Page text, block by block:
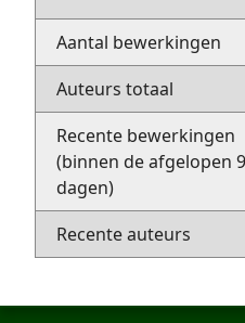
Aantal bewerkingen
Auteurs totaal
Recente bewerkingen
(binnen de afgelopen
dagen)
Recente auteurs